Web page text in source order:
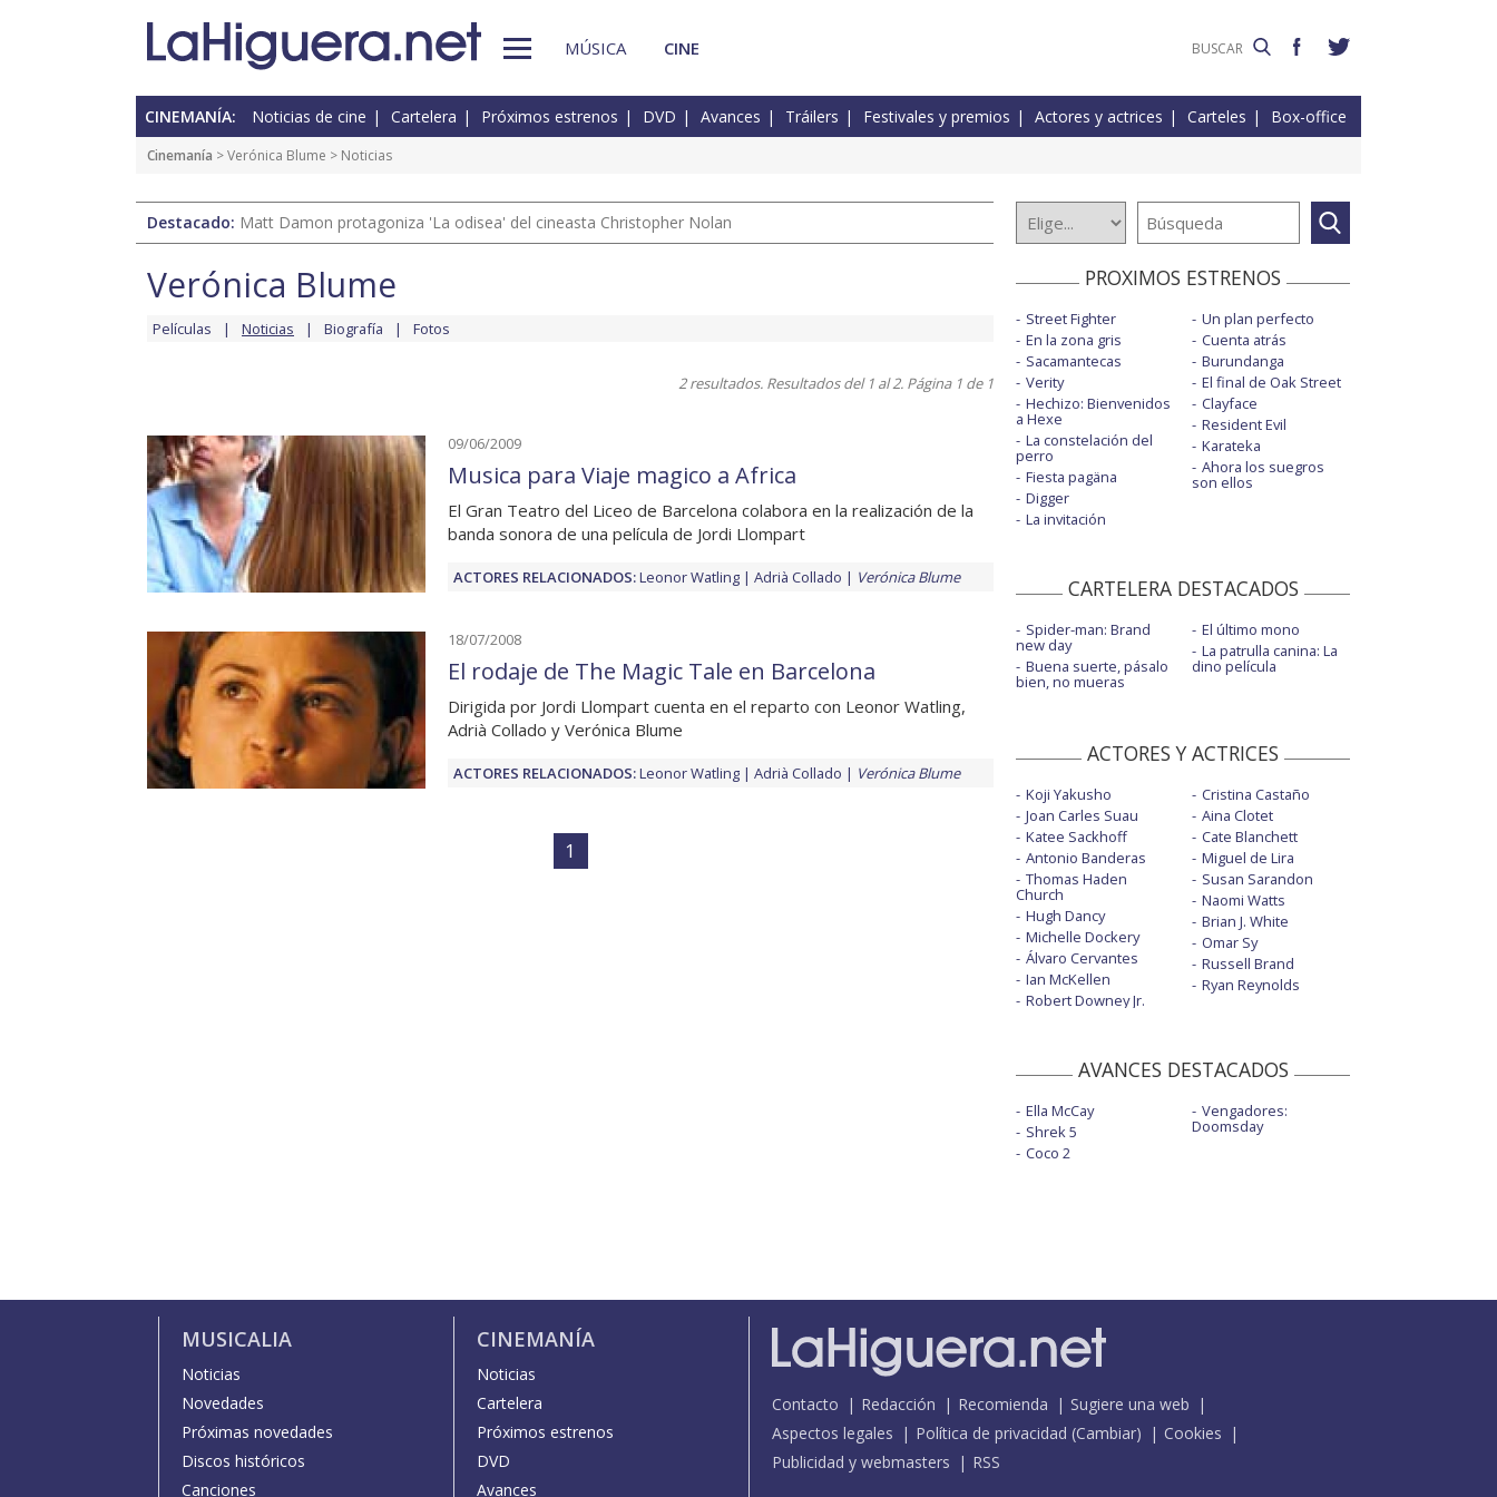
MÚSICA CINE
CINEMANÍA: Noticias de cine Cartelera Próximos estrenos DVD Avances Tráilers Festivales y premios Actores y actrices Carteles Box-office
Cinemanía >Verónica Blume > Noticias
Destacado: Matt Damon protagoniza 'La odisea' del cineasta Christopher Nolan
Verónica Blume
Películas Noticias Biografía Fotos
2 resultados. Resultados del 1 al 2. Página 1 de 1
09/06/2009
Musica para Viaje magico a Africa
El Gran Teatro del Liceo de Barcelona colabora en la realización de la
banda sonora de una película de Jordi Llompart
ACTORES RELACIONADOS:Leonor Watling Adrià Collado Verónica Blume
18/07/2008
El rodaje de The Magic Tale en Barcelona
Dirigida por Jordi Llompart cuenta en el reparto con Leonor Watling,
Adrià Collado y Verónica Blume
ACTORES RELACIONADOS:Leonor Watling Adrià Collado Verónica Blume
1
PROXIMOS ESTRENOS
Street Fighter
En la zona gris
Sacamantecas
Verity
Hechizo: Bienvenidos
a Hexe
La constelación del
perro
Fiesta pagäna
Digger
La invitación
Un plan perfecto
Cuenta atrás
Burundanga
El final de Oak Street
Clayface
Resident Evil
Karateka
Ahora los suegros
son ellos
CARTELERA DESTACADOS
Spider-man: Brand
new day
Buena suerte, pásalo
bien, no mueras
El último mono
La patrulla canina: La
dino película
ACTORES Y ACTRICES
Koji Yakusho
Joan Carles Suau
Katee Sackhoff
Antonio Banderas
Thomas Haden
Church
Hugh Dancy
Michelle Dockery
Álvaro Cervantes
Ian McKellen
Robert Downey Jr.
Cristina Castaño
Aina Clotet
Cate Blanchett
Miguel de Lira
Susan Sarandon
Naomi Watts
Brian J. White
Omar Sy
Russell Brand
Ryan Reynolds
AVANCES DESTACADOS
Ella McCay
Shrek 5
Coco 2
Vengadores:
Doomsday
MUSICALIA
Noticias
Novedades
Próximas novedades
Discos históricos
Canciones
CINEMANÍA
Noticias
Cartelera
Próximos estrenos
DVD
Avances
Contacto Redacción Recomienda
Sugiere una web
Aspectos legales
Política de privacidad (Cambiar)
Cookies
Publicidad y webmasters
RSS